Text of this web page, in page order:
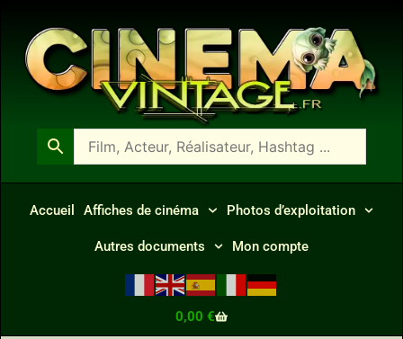
Accueil Affiches de cinéma Photos d’exploitation
Autres documents Mon compte
0,00 €